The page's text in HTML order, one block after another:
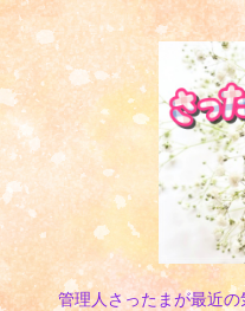
管理人さったまが最近